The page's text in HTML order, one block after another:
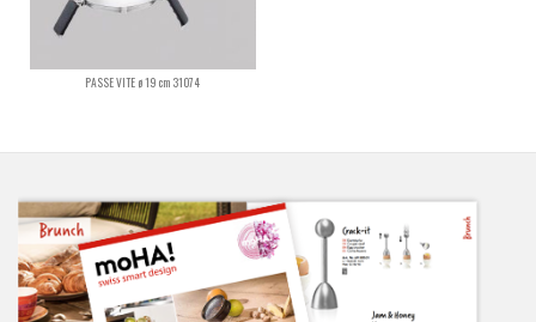
PASSE VITE ø 19 cm 31074